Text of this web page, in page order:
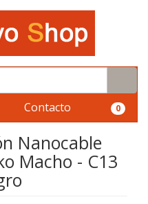
Contacto 0
Nanocable
Macho - C13